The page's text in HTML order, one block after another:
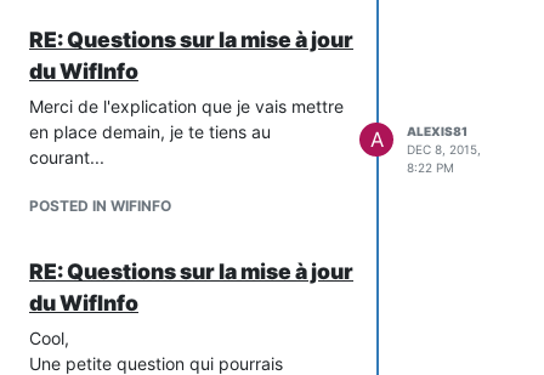
RE: Questions sur la mise à jour
du WifInfo
Merci de l'explication que je vais mettre
en place demain, je te tiens au
courant...
POSTED IN WIFINFO
A
ALEXIS81
DEC 8, 2015,
8:22 PM
RE: Questions sur la mise à jour
du WifInfo
Cool,
Une petite question qui pourrais